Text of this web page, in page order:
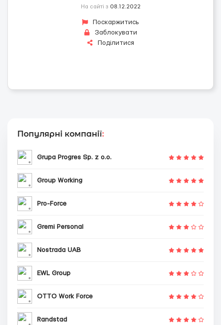
На сайті з 08.12.2022
Поскаржитись
Заблокувати
Поділитися
Популярні компанії:
Grupa Progres Sp. z o.o.
Group Working
Pro-Force
Gremi Personal
Nostrada UAB
EWL Group
OTTO Work Force
Randstad